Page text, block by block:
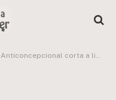
Anticoncepcional corta a libido da mulher?